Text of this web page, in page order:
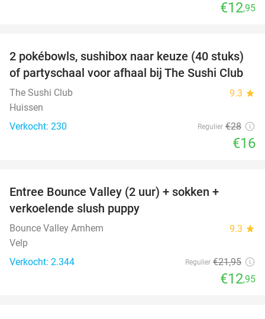
€12,95
43%
2 pokébowls, sushibox naar keuze (40 stuks)
of partyschaal voor afhaal bij The Sushi Club
The Sushi Club 9.3 star
Huissen
Verkocht: 230
Regulier €28
€16
Entree Bounce Valley (2 uur) + sokken +
verkoelende slush puppy
Bounce Valley Arnhem 9.3 star
Velp
Verkocht: 2.344
Regulier €21,95
€12,95